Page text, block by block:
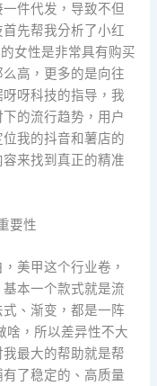
件代发，导致不但
先帮我分析了小红
女性是非常具有购买
高，更多的是向往
呀科技的指导，我
的流行趋势，用户
我的抖音和薯店的
来找到真正的精准
要性
美甲这个行业卷，
本一个款式就是流
、渐变，都是一阵
啥，所以差异性不大
最大的帮助就是帮
了稳定的、高质量